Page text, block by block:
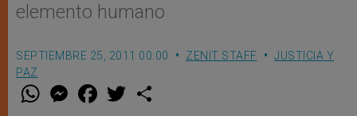
elemento humano
SEPTIEMBRE 25, 2011 00:00 ZENIT STAFF
JUSTICIA Y
PAZ
W M
e
F
a w